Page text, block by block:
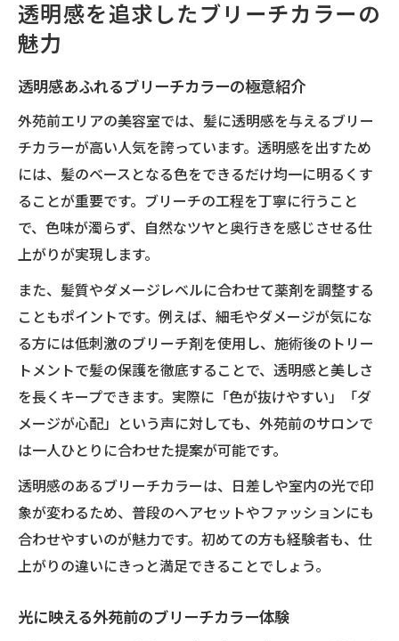
透明感を追求したブリーチカラーの
魅力
透明感あふれるブリーチカラーの極意紹介
外苑前エリアの美容室では、髪に透明感を与えるブリー
チカラーが高い人気を誇っています。透明感を出すため
には、髪のベースとなる色をできるだけ均一に明るくす
ることが重要です。ブリーチの工程を丁寧に行うこと
で、色味が濁らず、自然なツヤと奥行きを感じさせる仕
上がりが実現します。
また、髪質やダメージレベルに合わせて薬剤を調整する
こともポイントです。例えば、細毛やダメージが気にな
る方には低刺激のブリーチ剤を使用し、施術後のトリー
トメントで髪の保護を徹底することで、透明感と美しさ
を長くキープできます。実際に「色が抜けやすい」「ダ
メージが心配」という声に対しても、外苑前のサロンで
は一人ひとりに合わせた提案が可能です。
透明感のあるブリーチカラーは、日差しや室内の光で印
象が変わるため、普段のヘアセットやファッションにも
合わせやすいのが魅力です。初めての方も経験者も、仕
上がりの違いにきっと満足できることでしょう。
光に映える外苑前のブリーチカラー体験